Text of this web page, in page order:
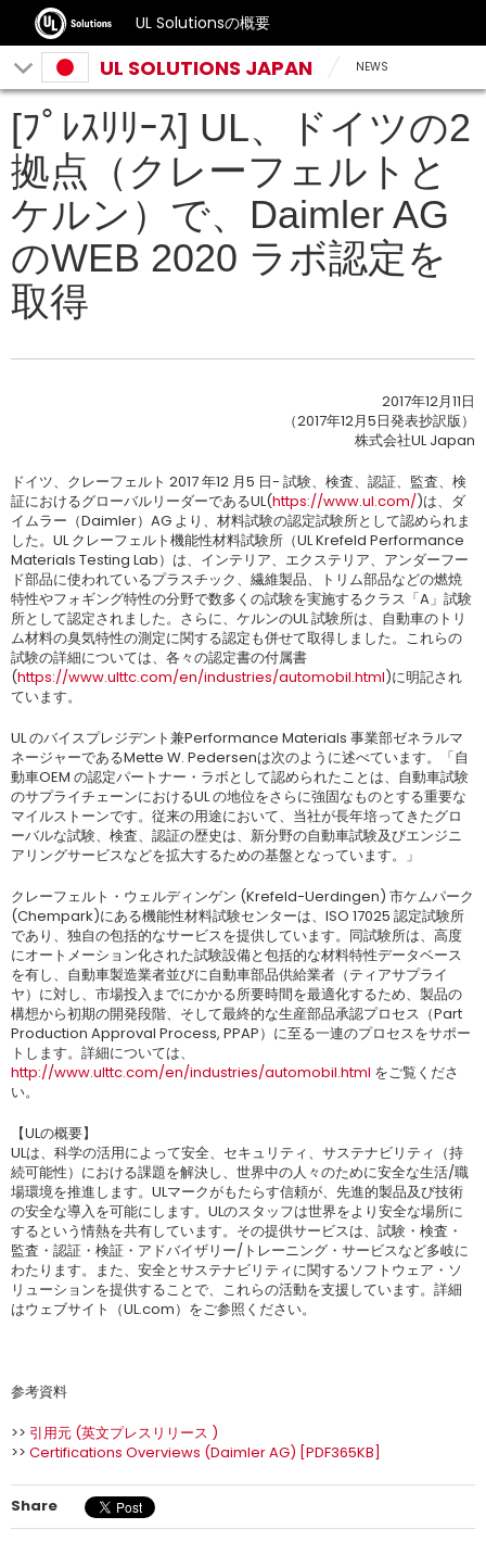
UL Solutionsの概要
UL SOLUTIONS JAPAN NEWS
[ﾌﾟﾚｽﾘﾘｰｽ] UL、ドイツの2
拠点（クレーフェルトと
ケルン）で、Daimler AG
のWEB 2020 ラボ認定を
取得
2017年12月11日
（2017年12月5日発表抄訳版）
株式会社UL Japan
ドイツ、クレーフェルト 2017 年12 月5 日- 試験、検査、認証、監査、検
証におけるグローバルリーダーであるUL(https://www.ul.com/)は、ダ
イムラー（Daimler）AG より、材料試験の認定試験所として認められま
した。UL クレーフェルト機能性材料試験所（UL Krefeld Performance
Materials Testing Lab）は、インテリア、エクステリア、アンダーフー
ド部品に使われているプラスチック、繊維製品、トリム部品などの燃焼
特性やフォギング特性の分野で数多くの試験を実施するクラス「A」試験
所として認定されました。さらに、ケルンのUL 試験所は、自動車のトリ
ム材料の臭気特性の測定に関する認定も併せて取得しました。これらの
試験の詳細については、各々の認定書の付属書
(https://www.ulttc.com/en/industries/automobil.html)に明記され
ています。
UL のバイスプレジデント兼Performance Materials 事業部ゼネラルマ
ネージャーであるMette W. Pedersenは次のように述べています。「自
動車OEM の認定パートナー・ラボとして認められたことは、自動車試験
のサプライチェーンにおけるUL の地位をさらに強固なものとする重要な
マイルストーンです。従来の用途において、当社が長年培ってきたグロ
ーバルな試験、検査、認証の歴史は、新分野の自動車試験及びエンジニ
アリングサービスなどを拡大するための基盤となっています。」
クレーフェルト・ウェルディンゲン (Krefeld-Uerdingen) 市ケムパーク
(Chempark)にある機能性材料試験センターは、ISO 17025 認定試験所
であり、独自の包括的なサービスを提供しています。同試験所は、高度
にオートメーション化された試験設備と包括的な材料特性データベース
を有し、自動車製造業者並びに自動車部品供給業者（ティアサプライ
ヤ）に対し、市場投入までにかかる所要時間を最適化するため、製品の
構想から初期の開発段階、そして最終的な生産部品承認プロセス（Part
Production Approval Process, PPAP）に至る一連のプロセスをサポー
トします。詳細については、
http://www.ulttc.com/en/industries/automobil.html をご覧くださ
い。
【ULの概要】
ULは、科学の活用によって安全、セキュリティ、サステナビリティ（持
続可能性）における課題を解決し、世界中の人々のために安全な生活/職
場環境を推進します。ULマークがもたらす信頼が、先進的製品及び技術
の安全な導入を可能にします。ULのスタッフは世界をより安全な場所に
するという情熱を共有しています。その提供サービスは、試験・検査・
監査・認証・検証・アドバイザリー/トレーニング・サービスなど多岐に
わたります。また、安全とサステナビリティに関するソフトウェア・ソ
リューションを提供することで、これらの活動を支援しています。詳細
はウェブサイト（UL.com）をご参照ください。
参考資料
>> 引用元 (英文プレスリリース )
>> Certifications Overviews (Daimler AG) [PDF365KB]
Share